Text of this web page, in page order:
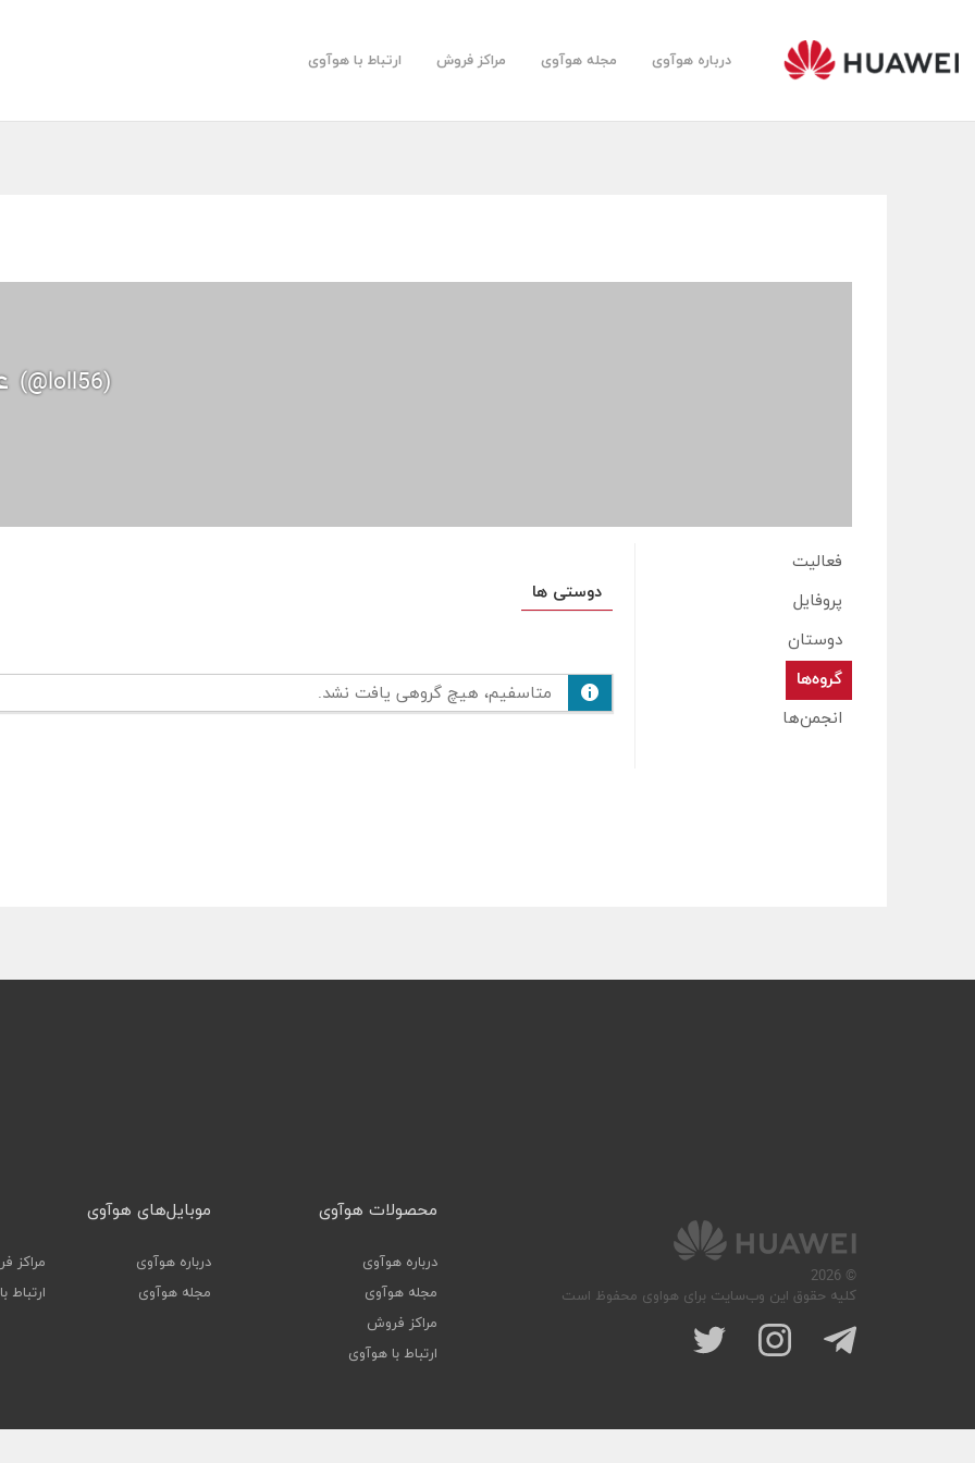
درباره هوآوی مجله هوآوی مراکز فروش ارتباط با هوآوی
(@loll56)
فعالیت
پروفایل
دوستان
گروه‌ها
انجمن‌ها
دوستی ها
متاسفیم، هیچ گروهی یافت نشد.
© 2026
کلیه حقوق این وب‌سایت برای هواوی محفوظ است
محصولات هوآوی
درباره هوآوی
مجله هوآوی
مراکز فروش
ارتباط با هوآوی
موبایل‌های هوآوی
درباره هوآوی
مجله هوآوی
مراکز
ارتباط